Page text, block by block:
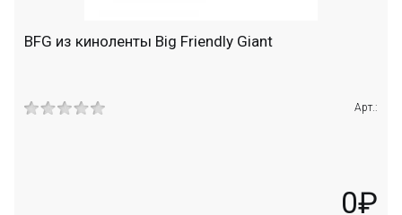
BFG из киноленты Big Friendly Giant
Арт.:
0₽